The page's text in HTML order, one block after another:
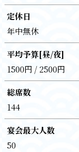
定休日
年中無休
平均予算[昼/夜]
1500円 / 2500円
総席数
144
宴会最大人数
50